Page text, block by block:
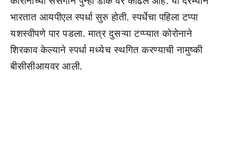
भारतात आयपीएल स्पर्धा सुरु होती. स्पर्धेचा पहिला टप्पा
यशस्वीपणे पार पडला. मात्र दुसऱ्या टप्प्यात कोरोनाने
शिरकाव केल्याने स्पर्धा मध्येच स्थगित करण्याची नामुष्की
बीसीसीआयवर आली.